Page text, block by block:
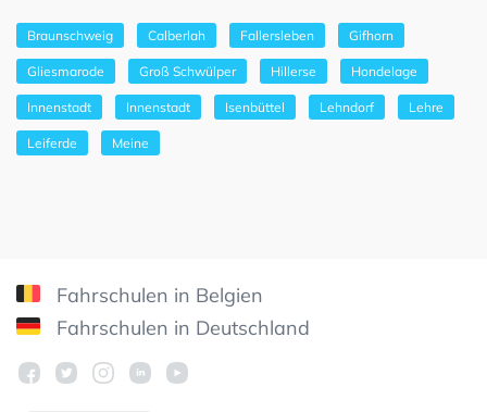
Braunschweig Calberlah Fallersleben Gifhorn
Gliesmarode Groß Schwülper Hillerse Hondelage
Innenstadt Innenstadt Isenbüttel Lehndorf Lehre
Leiferde Meine
Fahrschulen in Belgien
Fahrschulen in Deutschland